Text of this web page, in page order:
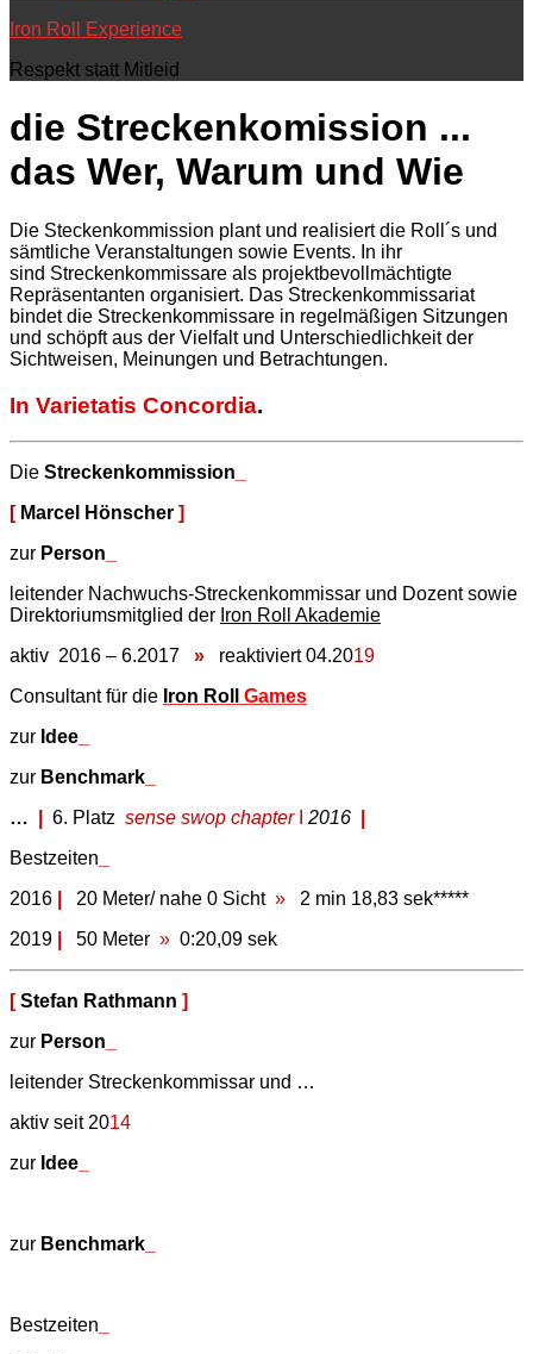
Iron Roll Experience
Respekt statt Mitleid
die Streckenkomission ...
das Wer, Warum und Wie
Die Steckenkommission plant und realisiert die Roll´s und
sämtliche Veranstaltungen sowie Events. In ihr
sind Streckenkommissare als projektbevollmächtigte
Repräsentanten organisiert. Das Streckenkommissariat
bindet die Streckenkommissare in regelmäßigen Sitzungen
und schöpft aus der Vielfalt und Unterschiedlichkeit der
Sichtweisen, Meinungen und Betrachtungen.
In Varietatis Concordia.
Die Streckenkommission
[ Marcel Hönscher ]
zur Person
leitender Nachwuchs-Streckenkommissar und Dozent sowie
Direktoriumsmitglied der Iron Roll Akademie
aktiv 2016 – 6.2017
» reaktiviert 04.2019
Consultant für die Iron Roll Games
zur Idee
zur Benchmark
…
6. Platz sense swop chapter 2016
Bestzeiten
2016
20 Meter/ nahe 0 Sicht » 2 min 18,83 sek*****
2019
50 Meter » 0:20,09 sek
[Stefan Rathmann ]
zur Person
leitender Streckenkommissar und …
aktiv seit 2014
zur Idee
zur Benchmark
Bestzeiten